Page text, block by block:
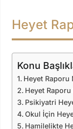
Heyet
Konu
Heyet Raporu
Heyet
Psikiyatri
Okul İçin
Hamilelikte